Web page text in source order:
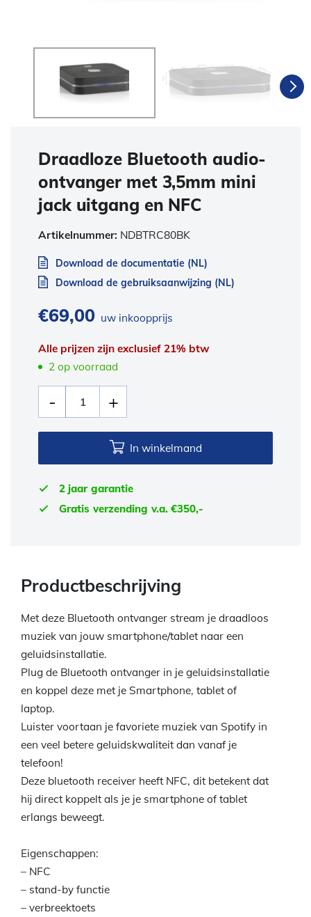
Draadloze Bluetooth audio-
ontvanger met 3,5mm mini
jack uitgang en NFC
Artikelnummer: NDBTRC80BK
Download de documentatie (NL)
Download de gebruiksaanwijzing (NL)
€69,00 uw inkoopprijs
Alle prijzen zijn exclusief 21% btw
2 op voorraad
In winkelmand
2 jaar garantie
Gratis verzending v.a. €350,-
Productbeschrijving
Met deze Bluetooth ontvanger stream je draadloos
muziek van jouw smartphone/tablet naar een
geluidsinstallatie.
Plug de Bluetooth ontvanger in je geluidsinstallatie
en koppel deze met je Smartphone, tablet of
laptop.
Luister voortaan je favoriete muziek van Spotify in
een veel betere geluidskwaliteit dan vanaf je
telefoon!
Deze bluetooth receiver heeft NFC, dit betekent dat
hij direct koppelt als je je smartphone of tablet
erlangs beweegt.
Eigenschappen:
– NFC
– stand-by functie
– verbreektoets